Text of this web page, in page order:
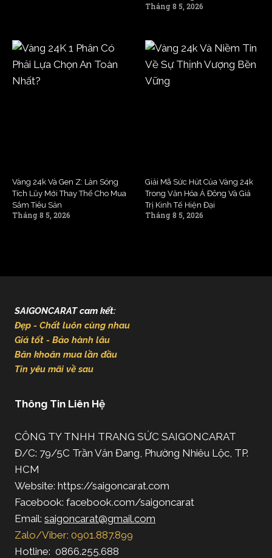
Tháng 8 5, 2026
Vàng 24k Và Gen Z: Làn Sóng
Tích Lũy Mới Thay Thế Cho Mua
Sắm Tiêu Sản
Tháng 8 5, 2026
Giải Mã Sức Hút Của Vàng 24k
Trong Văn Hóa Á Đông Và Giá
Trị Kinh Tế Hiện Đại
Tháng 8 5, 2026
SAIGONCARAT cam kết:
Đẹp - Chất luôn cùng nhau
Giá tốt - Bảo hành lâu
Băn khoăn mua lần đầu
Tin yêu mãi về sau
Thông Tin Liên Hệ
CÔNG TY TNHH TRANG SỨC SAIGONCARAT
Đ/C: 79/5C Trần Văn Đang, Phường Nhiêu Lộc, TP.
HCM
Website: https://saigoncarat.com
Facebook: facebook.com/saigoncarat
Email: saigoncarat@gmail.com
Zalo/Viber: 0901.887.899
Hotline: 0866.255.688